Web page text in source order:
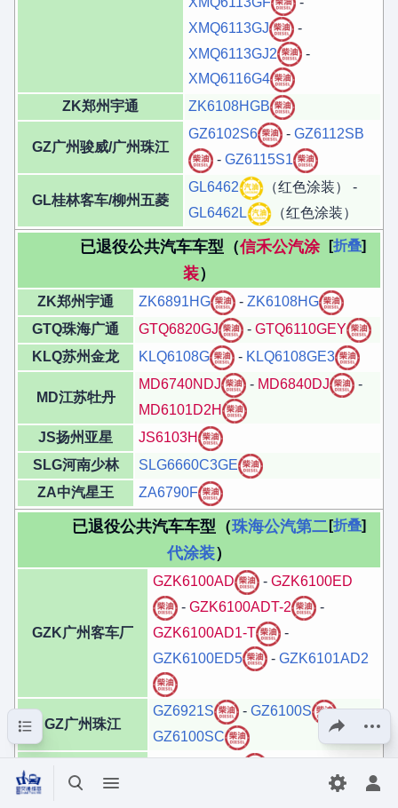
打开/关闭搜索
打开/关闭菜单 切换首选
打
分享此页面
XMQ6113GJ
-
XMQ6113GJ2
-
XMQ6116G4
ZK郑州宇通
ZK6108HGB
GZ广州骏威/广州珠江
GZ6102S6 - GZ6112SB
- GZ6115S1
GL桂林客车/柳州五菱
GL6462
（红色涂装） -
GL6462L
（红色涂装）
折叠
已退役公共汽车车型（信禾公汽涂
装）
ZK郑州宇通 ZK6891HG - ZK6108HG
GTQ珠海广通
GTQ6820GJ - GTQ6110GEY
KLQ苏州金龙
KLQ6108G - KLQ6108GE3
MD江苏牡丹
MD6740NDJ - MD6840DJ
-
MD6101D2H
JS扬州亚星
JS6103H
SLG河南少林
SLG6660C3GE
ZA中汽星王
ZA6790F
折叠
已退役公共汽车车型（珠海公汽第二
代涂装）
GZK广州客车厂
GZK6100AD - GZK6100ED
- GZK6100ADT-2
-
GZK6100AD1-T
-
GZK6100ED5
- GZK6101AD2
GZ广州珠江
GZ6921S - GZ6100S
-
GZ6100SC
目录